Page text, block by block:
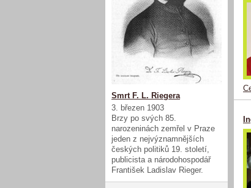
Smrt F. L. Riegera
3. březen 1903
Brzy po svých 85.
narozeninách zemřel v Praze
jeden z nejvýznamnějších
českých politiků 19. století,
publicista a národohospodář
František Ladislav Rieger.